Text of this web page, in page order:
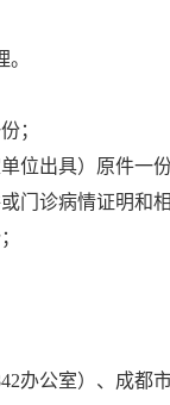
；
位出具）原件一
门诊病情证明和
办公室）、成都